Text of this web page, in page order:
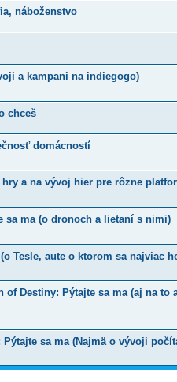
náboženstvo
a kampani na indiegogo)
chceš
domácností
a na vývoj hier pre rôzne
sa ma (o dronoch a lietaní s nimi)
Tesle, aute o ktorom sa najviac
of Destiny: Pýtajte sa ma (aj na to
Pýtajte sa ma (Najmä o vývoji